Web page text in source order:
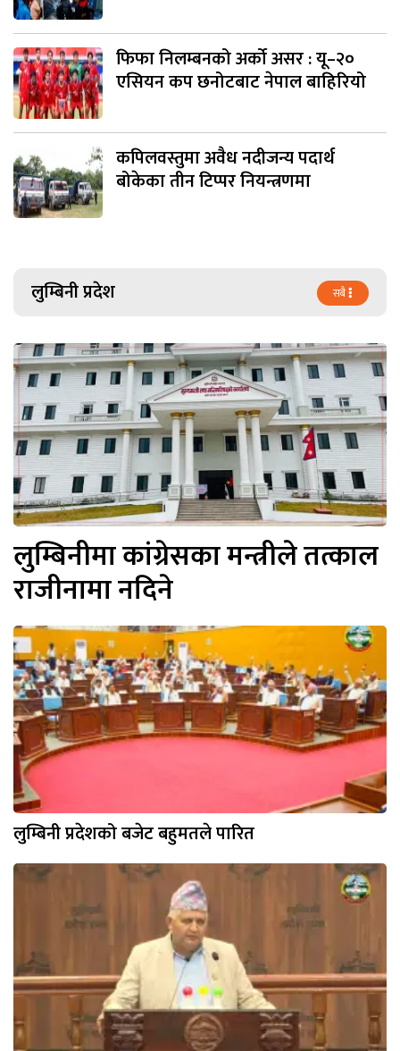
फिफा निलम्बनको अर्को असर : यू–२०
एसियन कप छनोटबाट नेपाल बाहिरियो
कपिलवस्तुमा अवैध नदीजन्य पदार्थ
बोकेका तीन टिप्पर नियन्त्रणमा
लुम्बिनी प्रदेश सबै
लुम्बिनीमा कांग्रेसका मन्त्रीले तत्काल
राजीनामा नदिने
लुम्बिनी प्रदेशको बजेट बहुमतले पारित